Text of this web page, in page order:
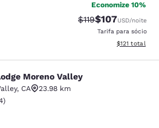
Economize 10%
Tarifa anterior
$119Tarifa com
$107USD/noite
Tarifa para sócio
Exibir
$121 total
Valley
Moreno Valley
, CA
23.98 km
2.92 estrelas. Razoável. 284 avaliações
)